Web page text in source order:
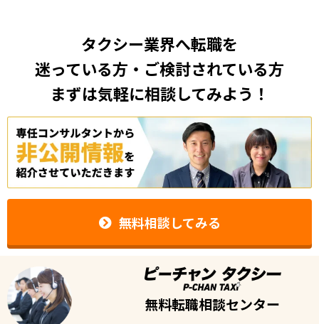
タクシー業界へ転職を
迷っている方・ご検討されている方
まずは気軽に相談してみよう！
無料相談してみる
無料転職相談センター